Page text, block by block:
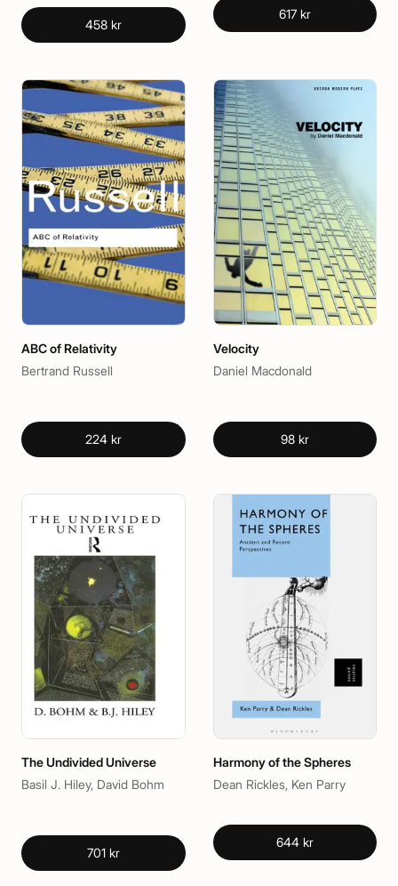
458 kr
617 kr
ABC of Relativity
Bertrand Russell
224 kr
Velocity
Daniel Macdonald
98 kr
The Undivided Universe
Basil J. Hiley, David Bohm
701 kr
Harmony of the Spheres
Dean Rickles, Ken Parry
644 kr